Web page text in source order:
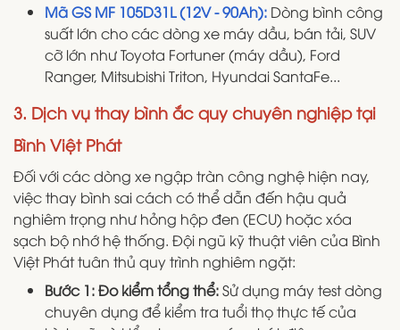
Mã GS MF 105D31L (12V - 90Ah): Dòng bình công
suất lớn cho các dòng xe máy dầu, bán tải, SUV
cỡ lớn như Toyota Fortuner (máy dầu), Ford
Ranger, Mitsubishi Triton, Hyundai SantaFe...
3. Dịch vụ thay bình ắc quy chuyên nghiệp tại
Bình Việt Phát
Đối với các dòng xe ngập tràn công nghệ hiện nay,
việc thay bình sai cách có thể dẫn đến hậu quả
nghiêm trọng như hỏng hộp đen (ECU) hoặc xóa
sạch bộ nhớ hệ thống. Đội ngũ kỹ thuật viên của Bình
Việt Phát tuân thủ quy trình nghiêm ngặt:
Bước 1: Đo kiểm tổng thể:Sử dụng máy test dòng
chuyên dụng để kiểm tra tuổi thọ thực tế của